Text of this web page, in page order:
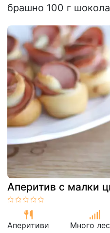
брашно 100 г
Аперитив с малки
Аперитиви Много